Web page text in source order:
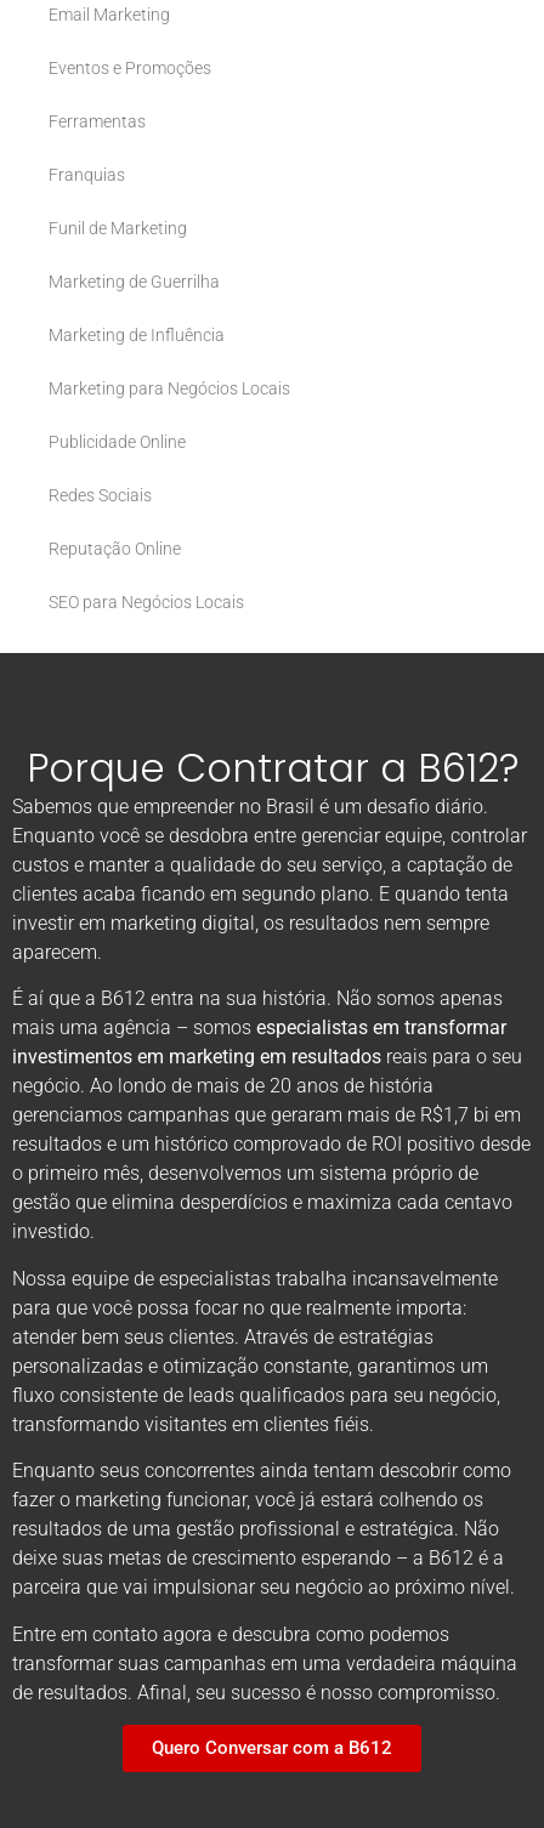
Email Marketing
Eventos e Promoções
Ferramentas
Franquias
Funil de Marketing
Marketing de Guerrilha
Marketing de Influência
Marketing para Negócios Locais
Publicidade Online
Redes Sociais
Reputação Online
SEO para Negócios Locais
Porque Contratar a B612?
Sabemos que empreender no Brasil é um desafio diário.
Enquanto você se desdobra entre gerenciar equipe, controlar
custos e manter a qualidade do seu serviço, a captação de
clientes acaba ficando em segundo plano. E quando tenta
investir em marketing digital, os resultados nem sempre
aparecem.
É aí que a B612 entra na sua história. Não somos apenas
mais uma agência – somos especialistas em transformar
investimentos em marketing em resultados reais para o seu
negócio. Ao londo de mais de 20 anos de história
gerenciamos campanhas que geraram mais de R$1,7 bi em
resultados e um histórico comprovado de ROI positivo desde
o primeiro mês, desenvolvemos um sistema próprio de
gestão que elimina desperdícios e maximiza cada centavo
investido.
Nossa equipe de especialistas trabalha incansavelmente
para que você possa focar no que realmente importa:
atender bem seus clientes. Através de estratégias
personalizadas e otimização constante, garantimos um
fluxo consistente de leads qualificados para seu negócio,
transformando visitantes em clientes fiéis.
Enquanto seus concorrentes ainda tentam descobrir como
fazer o marketing funcionar, você já estará colhendo os
resultados de uma gestão profissional e estratégica. Não
deixe suas metas de crescimento esperando – a B612 é a
parceira que vai impulsionar seu negócio ao próximo nível.
Entre em contato agora e descubra como podemos
transformar suas campanhas em uma verdadeira máquina
de resultados. Afinal, seu sucesso é nosso compromisso.
Quero Conversar com a B612